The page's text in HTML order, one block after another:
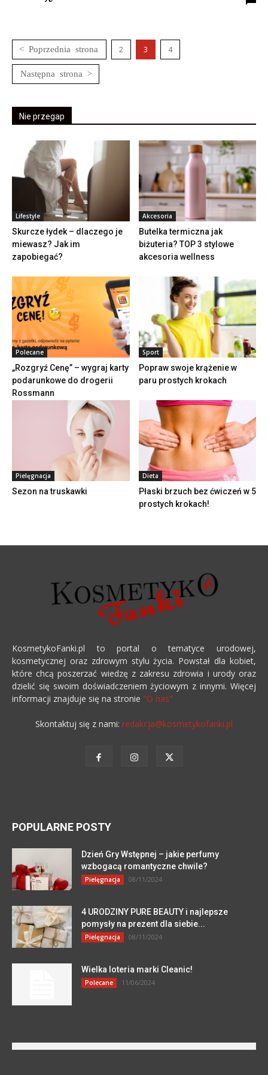
2 3 4
Nie przegap
Lifestyle
Skurcze łydek – dlaczego je
miewasz? Jak im
zapobiegać?
Akcesoria
Butelka termiczna jak
biżuteria? TOP 3 stylowe
akcesoria wellness
Polecane
„Rozgryź Cenę” – wygraj karty
podarunkowe do drogerii
Rossmann
Sport
Popraw swoje krążenie w
paru prostych krokach
Pielęgnacja
Sezon na truskawki
Dieta
Płaski brzuch bez ćwiczeń w 5
prostych krokach!
KosmetykoFanki.pl to portal o tematyce urodowej,
kosmetycznej oraz zdrowym stylu życia. Powstał dla kobiet,
które chcą poszerzać wiedzę z zakresu zdrowia i urody oraz
dzielić się swoim doświadczeniem życiowym z innymi. Więcej
informacji znajduje się na stronie "O nas"
Skontaktuj się z nami: redakcja@kosmetykofanki.pl
POPULARNE POSTY
Dzień Gry Wstępnej – jakie perfumy
wzbogacą romantyczne chwile?
Pielęgnacja 08/11/2024
4 URODZINY PURE BEAUTY i najlepsze
pomysły na prezent dla siebie...
Pielęgnacja 08/11/2024
Wielka loteria marki Cleanic!
Polecane 11/06/2024